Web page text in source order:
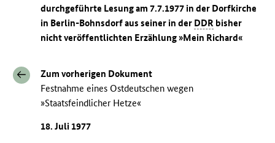
durchgeführte Lesung am 7.7.1977 in der Dorfkirche
in Berlin-Bohnsdorf aus seiner in der DDR bisher
nicht veröffentlichten Erzählung »Mein Richard«
Zum vorherigen Dokument
Festnahme eines Ostdeutschen wegen
»Staatsfeindlicher Hetze«
18. Juli 1977